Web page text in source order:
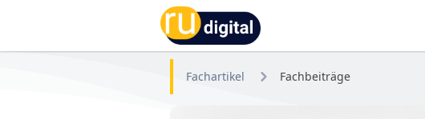
RU-digital
Fachartikel Fachbeiträge